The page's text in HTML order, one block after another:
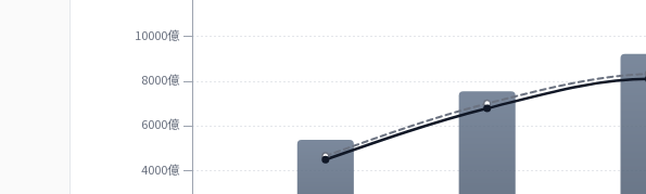
4000億
6000億
8000億
10000億